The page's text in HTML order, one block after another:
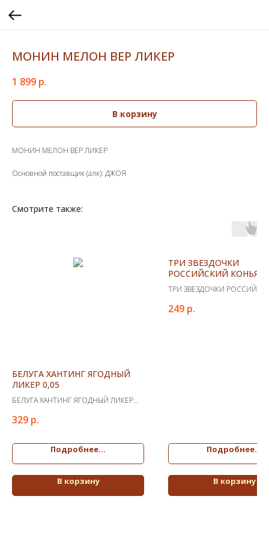
МОНИН МЕЛОН ВЕР ЛИКЕР
1 899 р.
В корзину
МОНИН МЕЛОН ВЕР ЛИКЕР
Основной поставщик (алк): ДЖОЯ
Смотрите также:
БЕЛУГА ХАНТИНГ ЯГОДНЫЙ
ЛИКЕР 0,05
БЕЛУГА ХАНТИНГ ЯГОДНЫЙ ЛИКЕР
329 р.
Подробнее...
В корзину
ТРИ ЗВЕЗДОЧКИ
РОССИЙСКИЙ КОНЬЯК
ТРЕХЛЕТНИЙ 0.1 (КЕ)
ТРИ ЗВЕЗДОЧКИ
249 р.
Подробнее...
В корзину